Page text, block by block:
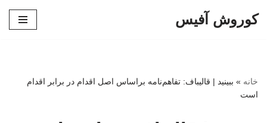
کوروش آفیس
خانه » ببینید | قالیباف: تفاهم‌نامه براساس اصل اقدام در برابر اقدام
است